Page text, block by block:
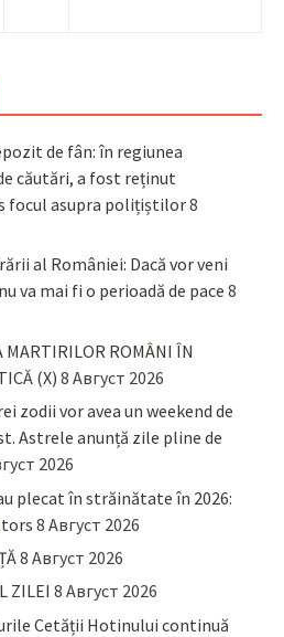
de fân: în regiunea
căutări, a fost reținut
focul asupra polițiștilor8
al României: Dacă vor veni
va mai fi o perioadă de pace 8
MARTIRILOR ROMÂNI ÎN
(X) 8 Август 2026
zodii vor avea un weekend de
Astrele anunță zile pline de
2026
plecat în străinătate în 2026:
8 Август 2026
8 Август 2026
ZILEI 8 Август 2026
Cetății Hotinului continuă